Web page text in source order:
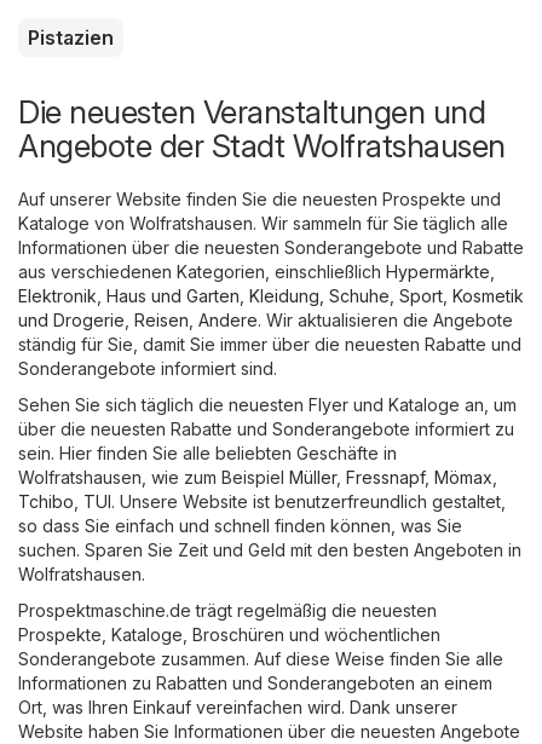
Pistazien
Die neuesten Veranstaltungen und
Angebote der Stadt Wolfratshausen
Auf unserer Website finden Sie die neuesten Prospekte und
Kataloge von Wolfratshausen. Wir sammeln für Sie täglich alle
Informationen über die neuesten Sonderangebote und Rabatte
aus verschiedenen Kategorien, einschließlich Hypermärkte
Elektronik Haus und Garten Kleidung, Schuhe, Sport Kosmetik
und Drogerie Reisen Andere. Wir aktualisieren die Angebote
ständig für Sie, damit Sie immer über die neuesten Rabatte und
Sonderangebote informiert sind.
Sehen Sie sich täglich die neuesten Flyer und Kataloge an, um
über die neuesten Rabatte und Sonderangebote informiert zu
sein. Hier finden Sie alle beliebten Geschäfte in
Wolfratshausen, wie zum Beispiel Müller, Fressnapf, Mömax
Tchibo TUI. Unsere Website ist benutzerfreundlich gestaltet,
so dass Sie einfach und schnell finden können, was Sie
suchen. Sparen Sie Zeit und Geld mit den besten Angeboten in
Wolfratshausen.
Prospektmaschine.de trägt regelmäßig die neuesten
Prospekte, Kataloge, Broschüren und wöchentlichen
Sonderangebote zusammen. Auf diese Weise finden Sie alle
Informationen zu Rabatten und Sonderangeboten an einem
Ort, was Ihren Einkauf vereinfachen wird. Dank unserer
Website haben Sie Informationen über die neuesten Angebote